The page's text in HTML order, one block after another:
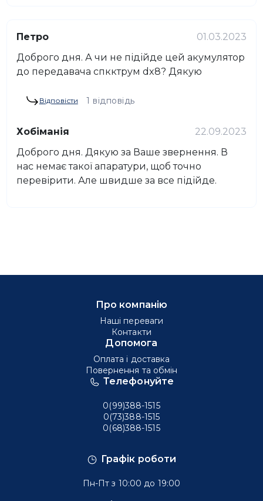
Петро
01.03.2023
Доброго дня. А чи не підійде цей акумулятор
до передавача спкктрум dx8? Дякую
Відповісти 1 відповідь
Хобіманія
22.09.2023
Доброго дня. Дякую за Ваше звернення. В
нас немає такої апаратури, щоб точно
перевірити. Але швидше за все підійде.
Графік роботи
Пн-Пт з 10:00 до 19:00
Телефонуйте
0(99)388-1515
0(73)388-1515
0(68)388-1515
Про компанію
Наші переваги
Контакти
Допомога
Оплата і доставка
Повернення та обмін